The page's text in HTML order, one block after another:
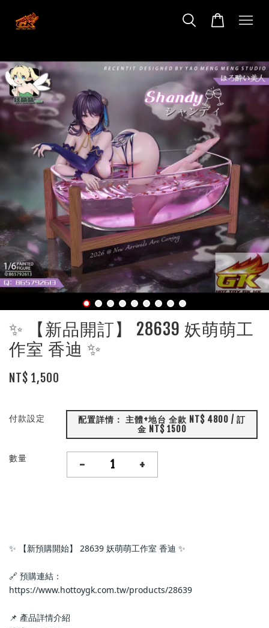
✨ 【新品開訂】 28639 妖萌萌工
作室 香迪 ✨
NT$ 1,500
付款設定
配置詳情： 主體+地台 全款 NT$ 4800 / 訂
金 NT$ 1500
數量 - +
✨ 【新預購開始】 28639 妖萌萌工作室 香迪 ✨
🔗 預購連結：
https://www.hottoygk.com.tw/products/28639
📌 產品詳情介紹